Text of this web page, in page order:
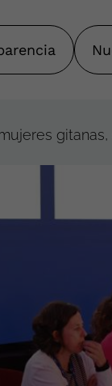
gitanas,